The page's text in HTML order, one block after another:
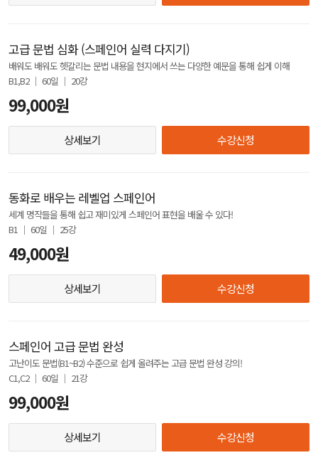
고급 문법 심화 (스페인어 실력 다지기)
배워도 배워도 헷갈리는 문법 내용을 현지에서 쓰는 다양한 예문을 통해 쉽게 이해
B1,B2 │ 60일 │ 20강
99,000원
상세보기 수강신청
동화로 배우는 레벨업 스페인어
세계 명작들을 통해 쉽고 재미있게 스페인어 표현을 배울 수 있다!
B1 │ 60일 │ 25강
49,000원
상세보기 수강신청
스페인어 고급 문법 완성
고난이도 문법(B1~B2) 수준으로 쉽게 올려주는 고급 문법 완성 강의!
C1,C2 │ 60일 │ 21강
99,000원
상세보기 수강신청